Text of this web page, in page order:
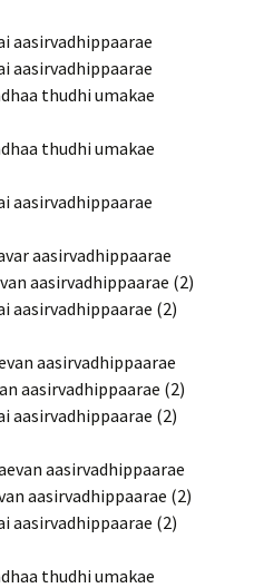
aasirvadhippaarae
aasirvadhippaarae
thudhi umakae
thudhi umakae
aasirvadhippaarae
aasirvadhippaarae
aasirvadhippaarae (2)
aasirvadhippaarae (2)
aasirvadhippaarae
aasirvadhippaarae (2)
aasirvadhippaarae (2)
aasirvadhippaarae
aasirvadhippaarae (2)
aasirvadhippaarae (2)
thudhi umakae